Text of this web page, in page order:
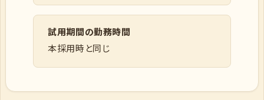
試用期間の勤務時間
本採用時と同じ